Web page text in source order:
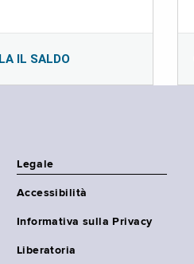
IL SALDO
Legale
Accessibilità
Informativa sulla Privacy
Liberatoria